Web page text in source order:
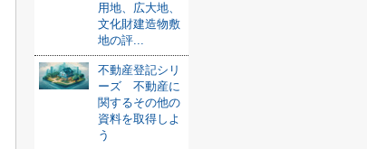
用地、広大地、
文化財建造物敷
地の評...
不動産登記シリ
ーズ 不動産に
関するその他の
資料を取得しよ
う